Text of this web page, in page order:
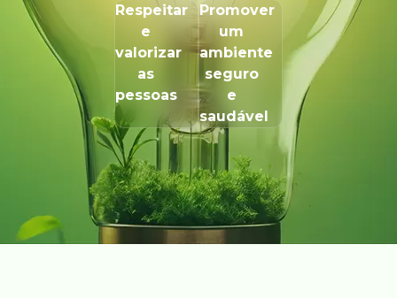
Respeitar
e
valorizar
as
pessoas
Promover
um
ambiente
seguro
e
saudável